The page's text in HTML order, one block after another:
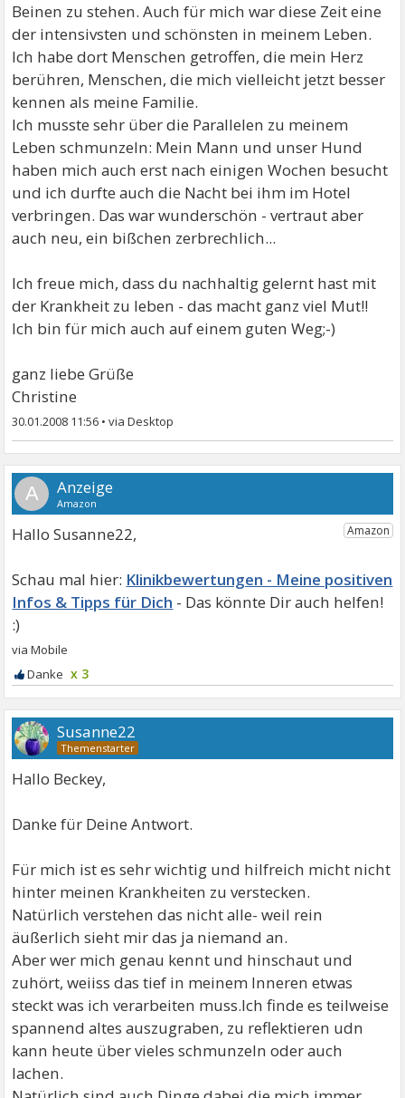
Beinen zu stehen. Auch für mich war diese Zeit eine
der intensivsten und schönsten in meinem Leben.
Ich habe dort Menschen getroffen, die mein Herz
berühren, Menschen, die mich vielleicht jetzt besser
kennen als meine Familie.
Ich musste sehr über die Parallelen zu meinem
Leben schmunzeln: Mein Mann und unser Hund
haben mich auch erst nach einigen Wochen besucht
und ich durfte auch die Nacht bei ihm im Hotel
verbringen. Das war wunderschön - vertraut aber
auch neu, ein bißchen zerbrechlich...
Ich freue mich, dass du nachhaltig gelernt hast mit
der Krankheit zu leben - das macht ganz viel Mut!!
Ich bin für mich auch auf einem guten Weg;-)
ganz liebe Grüße
Christine
30.01.2008 11:56 •
A
Hallo Susanne22,
Klinikbewertungen - Meine positiven
Infos & Tipps für Dich
x 3
Susanne22
Hallo Beckey,
Danke für Deine Antwort.
Für mich ist es sehr wichtig und hilfreich micht nicht
hinter meinen Krankheiten zu verstecken.
Natürlich verstehen das nicht alle- weil rein
äußerlich sieht mir das ja niemand an.
Aber wer mich genau kennt und hinschaut und
zuhört, weiiss das tief in meinem Inneren etwas
steckt was ich verarbeiten muss.Ich finde es teilweise
spannend altes auszugraben, zu reflektieren udn
kann heute über vieles schmunzeln oder auch
lachen.